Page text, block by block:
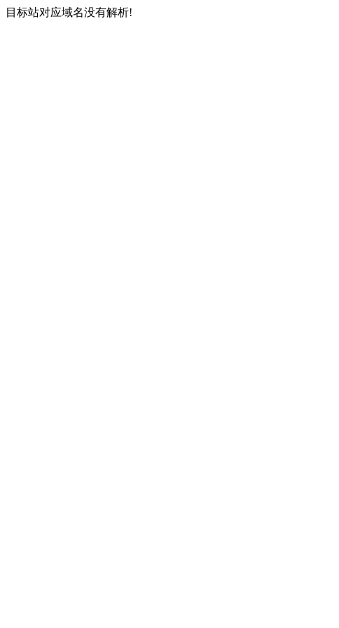
目标站对应域名没有解析!